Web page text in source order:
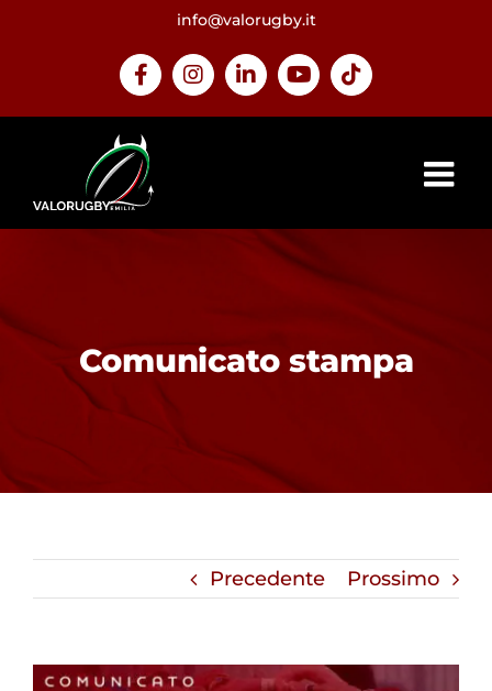
info@valorugby.it
FacebookInstagramLinkedInYouTubeTiktok
Comunicato stampa
Precedente Prossimo